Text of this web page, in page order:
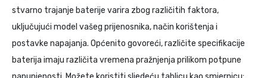
stvarno trajanje baterije varira zbog različitih faktora,
uključujući model vašeg prijenosnika, način korištenja i
postavke napajanja. Općenito govoreći, različite specifikacije
baterija imaju različita vremena pražnjenja prilikom potpune